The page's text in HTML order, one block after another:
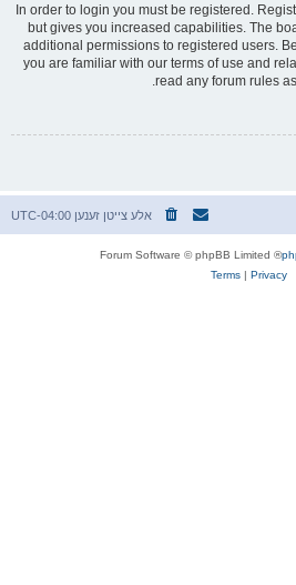
In order to login you must be registered.
but gives you increased capabilities. The
additional permissions to registered users.
you are familiar with our terms of use and
read any forum rules
אלע צייטן זענען UTC-04:00
® Forum Software © phpBB Limited
Privacy
|
Terms